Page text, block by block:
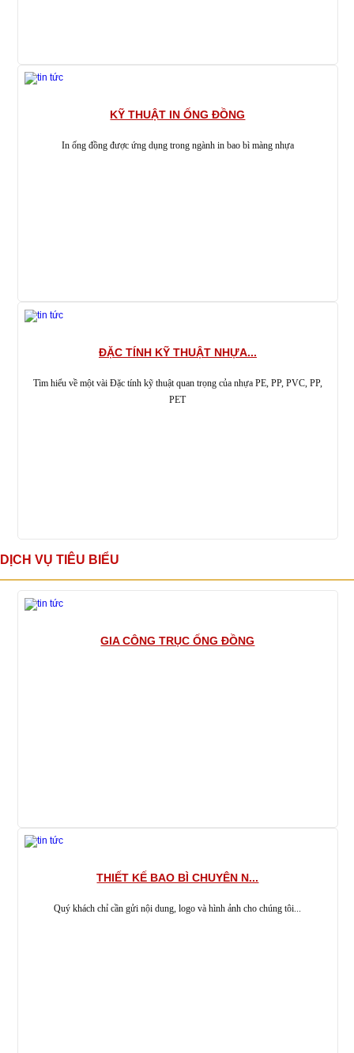
KỸ THUẬT IN ỐNG ĐỒNG
In ống đồng được ứng dụng trong ngành in bao bì màng nhựa
ĐẶC TÍNH KỸ THUẬT NHỰA...
Tìm hiểu về một vài Đặc tính kỹ thuật quan trọng của nhựa PE, PP, PVC, PP,
PET
DỊCH VỤ TIÊU BIỂU
GIA CÔNG TRỤC ỐNG ĐỒNG
THIẾT KẾ BAO BÌ CHUYÊN N...
Quý khách chỉ cần gửi nội dung, logo và hình ảnh cho chúng tôi...